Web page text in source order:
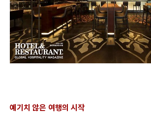
예기치 않은 여행의 시작